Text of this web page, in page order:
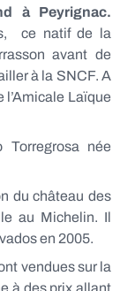
à Peyrignac.
ce natif de la
avant de
à la SNCF. A
l’Amicale Laïque
née
du château des
au Michelin. Il
en 2005.
vendues sur la
à des prix allant